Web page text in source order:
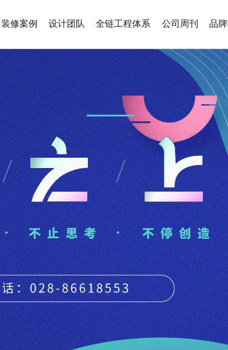
装修案例 设计团队 全链工程体系 公司周刊 品